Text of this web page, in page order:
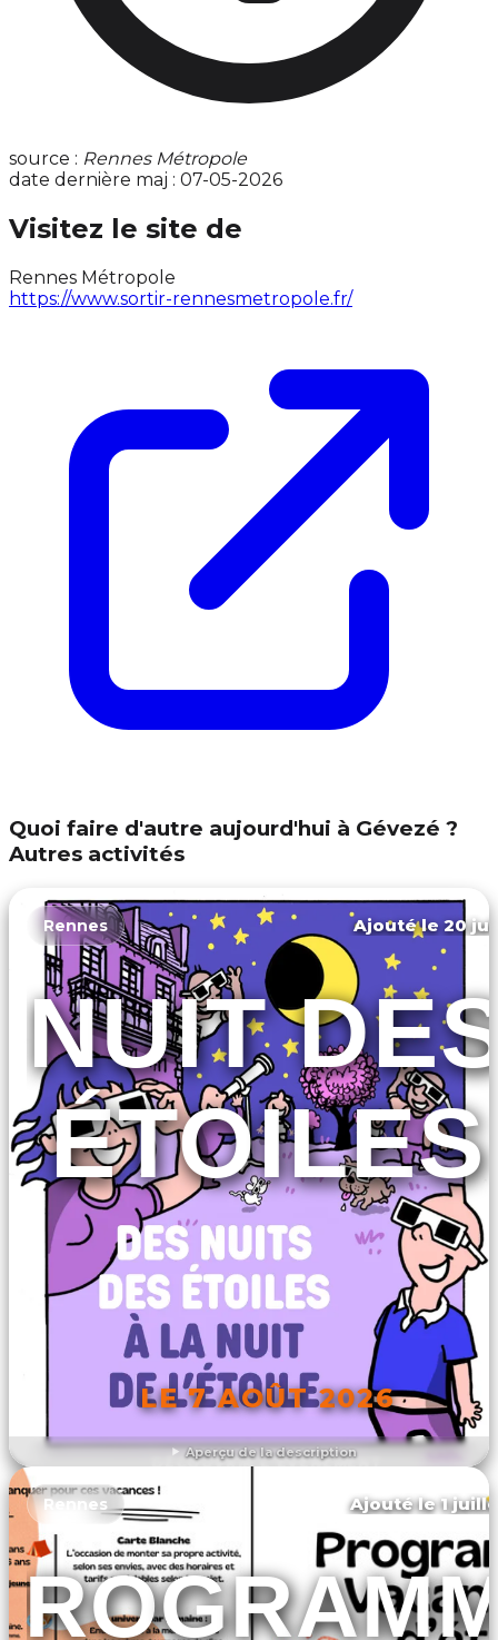
source : Rennes Métropole
date dernière maj : 07-05-2026
Visitez le site de
Rennes Métropole
https://www.sortir-rennesmetropole.fr/
Quoi faire d'autre aujourd'hui à Gévezé ?
Autres activités
Aperçu de la description
Rennes Ajouté le 20
NUIT
ÉTOILES
LE 7 AOÛT 2026
DÉCOUVRIR L'ÉVÉNEMENT
Rennes Ajouté le 1